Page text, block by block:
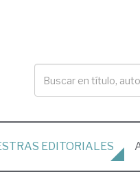
EDITORIALES